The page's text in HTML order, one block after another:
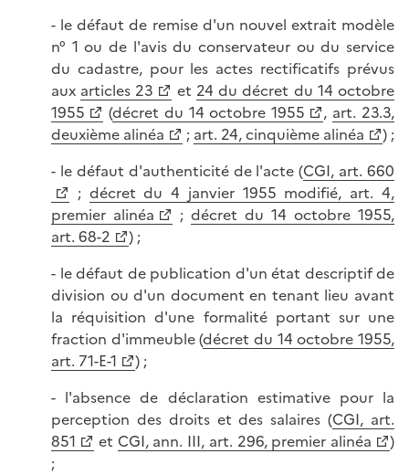
- le défaut de remise d'un nouvel extrait modèle
n° 1 ou de l'avis du conservateur ou du service
du cadastre, pour les actes rectificatifs prévus
aux articles 23 et 24 du décret du 14 octobre
1955
(décret du 14 octobre 1955 , art. 23.3,
deuxième alinéa
; art. 24, cinquième alinéa
) ;
- le défaut d'authenticité de l'acte (CGI, art. 660
; décret du 4 janvier 1955 modifié, art. 4,
premier alinéa
; décret du 14 octobre 1955,
art. 68-2
) ;
- le défaut de publication d'un état descriptif de
division ou d'un document en tenant lieu avant
la réquisition d'une formalité portant sur une
fraction d'immeuble (décret du 14 octobre 1955,
art. 71-E-1
) ;
- l'absence de déclaration estimative pour la
perception des droits et des salaires (CGI, art.
851
et CGI, ann. III, art. 296, premier alinéa
)
;